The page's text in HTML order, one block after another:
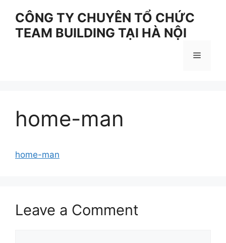
content
CÔNG TY CHUYÊN TỔ CHỨC
TEAM BUILDING TẠI HÀ NỘI
Menu
home-man
home-man
Leave a Comment